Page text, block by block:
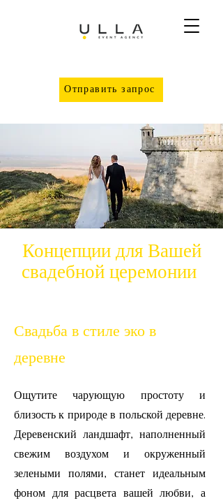
Отправить запрос
Концепции для Вашей
свадебной церемонии
Свадьба в стиле эко в
деревне
Ощутите чарующую простоту и
близость к природе в польской деревне.
Деревенский ландшафт, наполненный
свежим воздухом и окруженный
зелеными полями, станет идеальным
фоном для расцвета вашей любви, а